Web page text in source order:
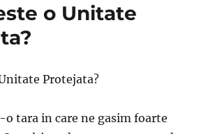
o Unitate
Protejata?
tara in care ne gasim foarte